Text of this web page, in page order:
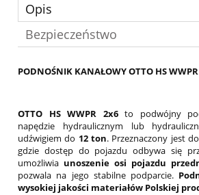
Opis
Bezpieczeństwo
PODNOŚNIK KANAŁOWY OTTO HS
OTTO HS WWPR 2x6to podwójny
napędzie hydraulicznym lub
udźwigiem do 12 ton. Przeznaczony jest
gdzie dostęp do pojazdu odbywa się
umożliwia unoszenie osi pojazdu
pozwala na jego stabilne podparcie.
wysokiej jakości materiałów Polskiej